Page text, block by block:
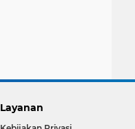
Layanan